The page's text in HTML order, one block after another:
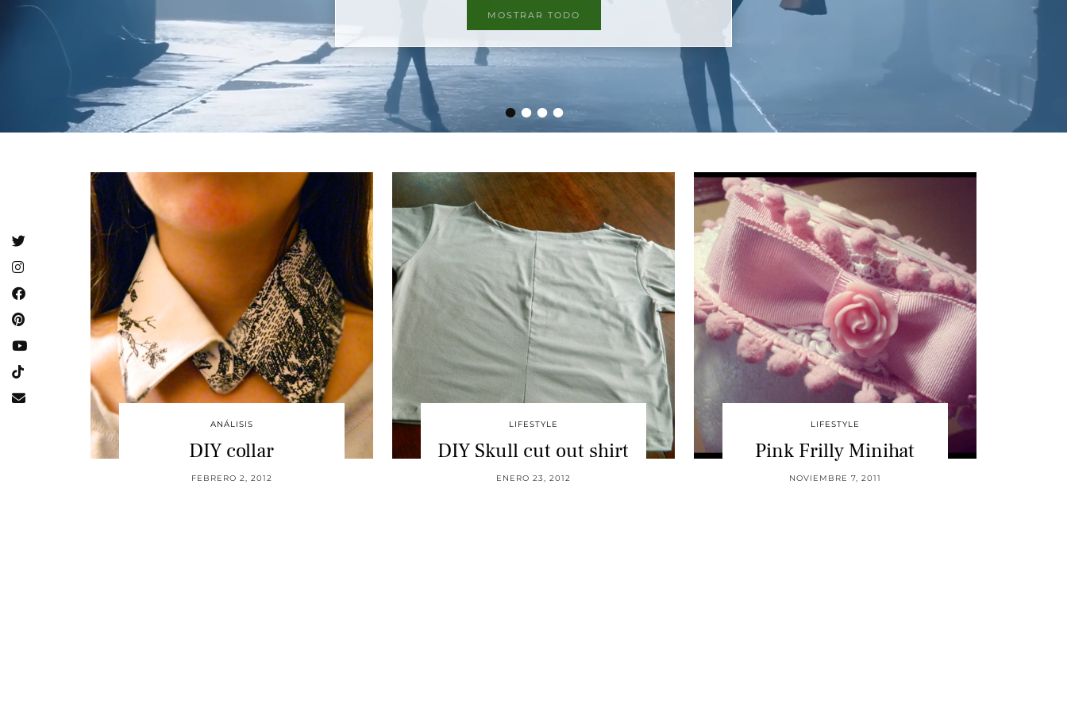
••••
MOSTRAR TODO
ANÁLISIS
DIY collar
FEBRERO 2, 2012
LIFESTYLE
DIY Skull cut out shirt
ENERO 23, 2012
LIFESTYLE
Pink Frilly Minihat
NOVIEMBRE 7, 2011